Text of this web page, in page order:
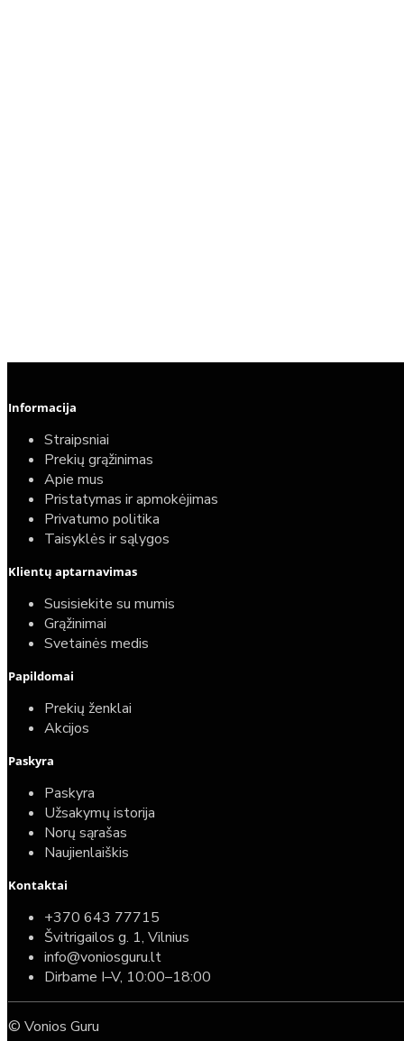
Informacija
Straipsniai
Prekių grąžinimas
Apie mus
Pristatymas ir apmokėjimas
Privatumo politika
Taisyklės ir sąlygos
Klientų aptarnavimas
Susisiekite su mumis
Grąžinimai
Svetainės medis
Papildomai
Prekių ženklai
Akcijos
Paskyra
Paskyra
Užsakymų istorija
Norų sąrašas
Naujienlaiškis
Kontaktai
+370 643 77715
Švitrigailos g. 1, Vilnius
info@voniosguru.lt
Dirbame I–V, 10:00–18:00
© Vonios Guru